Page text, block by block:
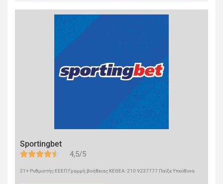
Sportingbet
4,5/5
21+ Ρυθμιστής ΕΕΕΠ Γραμμή βοήθειας ΚΕΘΕΑ: 210 9237777 Παίξε Υπεύθυνα